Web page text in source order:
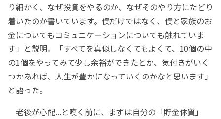
り細かく、なぜ投資をやるのか、なぜそのやり方にたどり
着いたのか書いています。僕だけではなく、僕と家族のお
金についてもコミュニケーションについても触れていま
す」と説明。「すべてを真似しなくてもよくて、10個の中
の1個をやってみて少し余裕ができたとか、気付きがいく
つかあれば、人生が豊かになっていくのかなと思います」
と語った。
老後が心配...と嘆く前に、まずは自分の「貯金体質」